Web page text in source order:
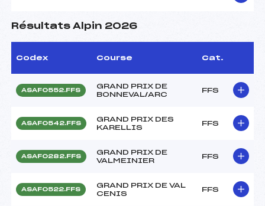
Résultats Alpin 2026
Codex Course Cat.
ASAF0552.FFS
GRAND PRIX DE
BONNEVAL/ARC
FFS
ASAF0542.FFS
GRAND PRIX DES
KARELLIS
FFS
ASAF0282.FFS
GRAND PRIX DE
VALMEINIER
FFS
ASAF0522.FFS
GRAND PRIX DE VAL
CENIS
FFS